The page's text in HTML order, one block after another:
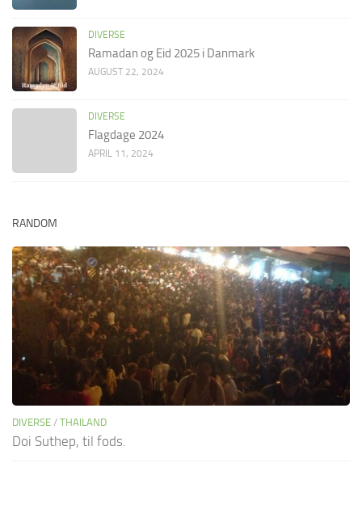
DIVERSE
Ramadan og Eid 2025 i Danmark
AUGUST 22, 2024
DIVERSE
Flagdage 2024
APRIL 11, 2024
RANDOM
DIVERSE / THAILAND
Doi Suthep, til fods.